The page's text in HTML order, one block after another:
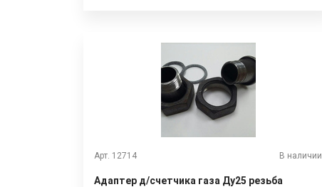
Арт. 12714 В наличии
Адаптер д/счетчика газа Ду25 резьба